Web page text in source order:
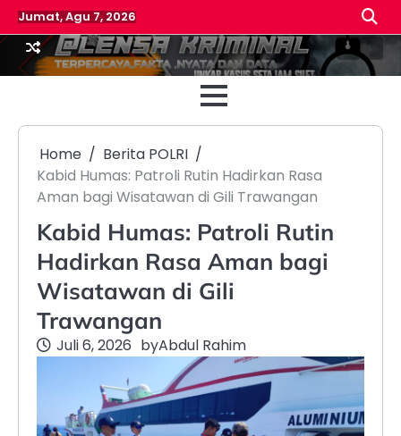
Skip
to
content
Jumat, Agu 7, 2026
Beranda
Home
Berita POLRI
Kabid Humas: Patroli Rutin Hadirkan Rasa
Aman bagi Wisatawan di Gili Trawangan
Kabid Humas: Patroli Rutin
Hadirkan Rasa Aman bagi
Wisatawan di Gili
Trawangan
Juli 6, 2026 byAbdul Rahim